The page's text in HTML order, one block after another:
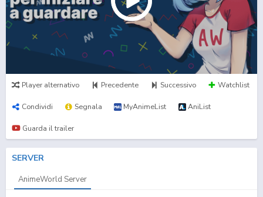
Player alternativo Precedente Successivo Watchlist
Condividi Segnala MyAnimeList AniList
Guarda il trailer
SERVER
AnimeWorld Server